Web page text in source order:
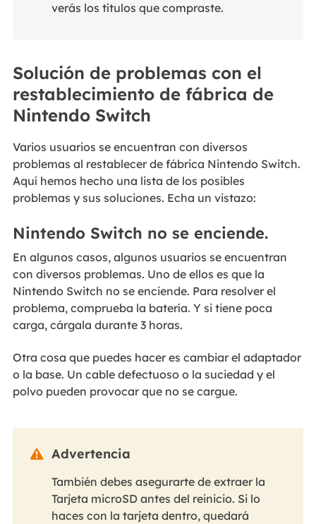
verás los títulos que compraste.
Solución de problemas con el
restablecimiento de fábrica de
Nintendo Switch
Varios usuarios se encuentran con diversos
problemas al restablecer de fábrica Nintendo Switch.
Aquí hemos hecho una lista de los posibles
problemas y sus soluciones. Echa un vistazo:
Nintendo Switch no se enciende.
En algunos casos, algunos usuarios se encuentran
con diversos problemas. Uno de ellos es que la
Nintendo Switch no se enciende. Para resolver el
problema, comprueba la batería. Y si tiene poca
carga, cárgala durante 3 horas.
Otra cosa que puedes hacer es cambiar el adaptador
o la base. Un cable defectuoso o la suciedad y el
polvo pueden provocar que no se cargue.
 Advertencia
También debes asegurarte de extraer la
Tarjeta microSD antes del reinicio. Si lo
haces con la tarjeta dentro, quedará